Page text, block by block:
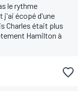
le rythme
j'ai écopé d'une
Charles était plus
Hamilton à